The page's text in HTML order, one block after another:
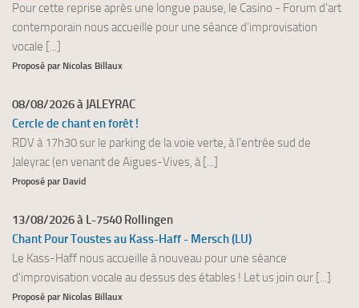
Pour cette reprise après une longue pause, le Casino - Forum d'art
contemporain nous accueille pour une séance d'improvisation
vocale [...]
Proposé par Nicolas Billaux
08/08/2026 à JALEYRAC
Cercle de chant en forêt !
RDV à 17h30 sur le parking de la voie verte, à l'entrée sud de
Jaleyrac (en venant de Aigues-Vives, à [...]
Proposé par David
13/08/2026 à L-7540 Rollingen
Chant Pour Toustes au Kass-Haff - Mersch (LU)
Le Kass-Haff nous accueille à nouveau pour une séance
d'improvisation vocale au dessus des étables ! Let us join our [...]
Proposé par Nicolas Billaux